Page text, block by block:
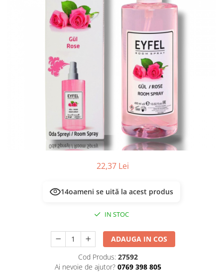
Masca & Gel de par
Servetele Umede & Uscate
22,37 Lei
14oameni se uită la acest produs
IN STOC
ADAUGA IN COS
Cod Produs: 27592
Ai nevoie de ajutor? 0769 398 805